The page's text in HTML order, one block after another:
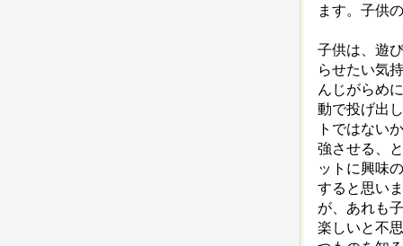
ます。子供
子供は、遊
らせたい気
んじがらめ
動で投げ出
トではない
強させる、
ットに興味
すると思い
が、あれも
楽しいと不